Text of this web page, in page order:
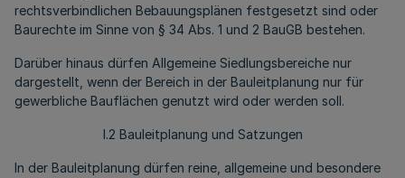
rechtsverbindlichen Bebauungsplänen festgesetzt sind oder
Baurechte im Sinne von § 34 Abs. 1 und 2 BauGB bestehen.
Darüber hinaus dürfen Allgemeine Siedlungsbereiche nur
dargestellt, wenn der Bereich in der Bauleitplanung nur für
gewerbliche Bauflächen genutzt wird oder werden soll.
I.2 Bauleitplanung und Satzungen
In der Bauleitplanung dürfen reine, allgemeine und besondere